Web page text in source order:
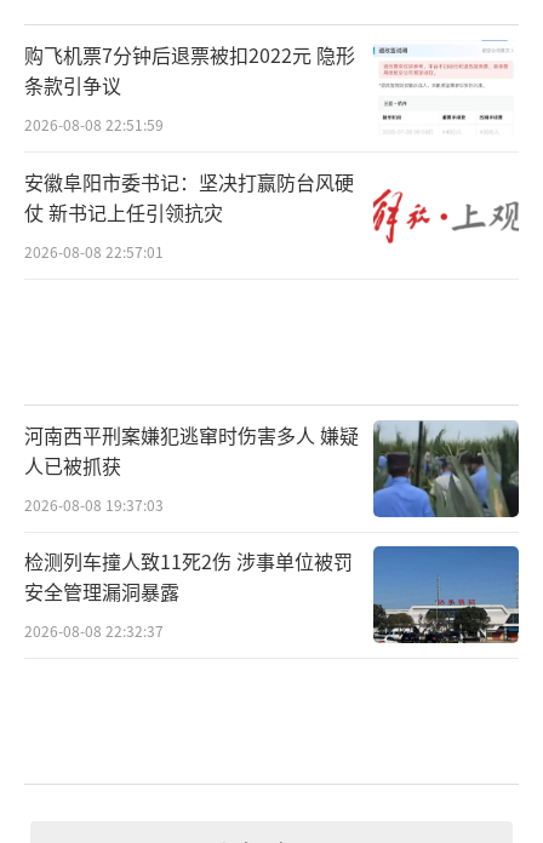
购飞机票7分钟后退票被扣2022元 隐形
条款引争议
2026-08-08 22:51:59
安徽阜阳市委书记：坚决打赢防台风硬
仗 新书记上任引领抗灾
2026-08-08 22:57:01
河南西平刑案嫌犯逃窜时伤害多人 嫌疑
人已被抓获
2026-08-08 19:37:03
检测列车撞人致11死2伤 涉事单位被罚
安全管理漏洞暴露
2026-08-08 22:32:37